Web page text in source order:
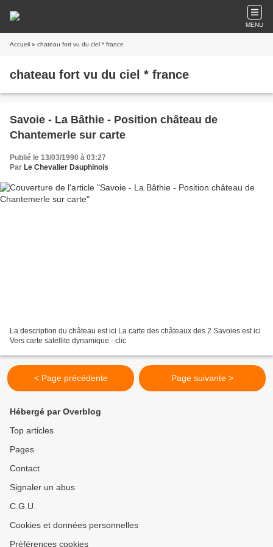
MENU
Accueil » chateau fort vu du ciel * france
chateau fort vu du ciel * france
Savoie - La Bâthie - Position château de
Chantemerle sur carte
Publié le 13/03/1990 à 03:27
Par Le Chevalier Dauphinois
La description du château est ici La carte des châteaux des 2 Savoies est ici
Vers carte satellite dynamique - clic
< Page précédente Page suivante >
Hébergé par Overblog
Top articles
Pages
Contact
Signaler un abus
C.G.U.
Cookies et données personnelles
Préférences cookies